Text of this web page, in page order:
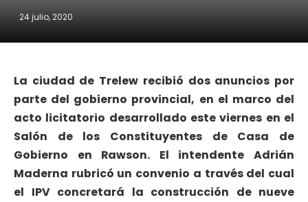
24 julio, 2020
La ciudad de Trelew recibió dos anuncios por
parte del gobierno provincial, en el marco del
acto licitatorio desarrollado este viernes en el
Salón de los Constituyentes de Casa de
Gobierno en Rawson. El intendente Adrián
Maderna rubricó un convenio a través del cual
el IPV concretará la construcción de nueve